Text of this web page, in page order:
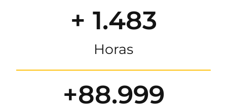
+ 1.483
Horas
+88.999